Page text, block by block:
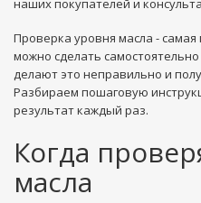
наших покупателей и
Проверка уровня масла -
можно сделать
делают это неправильно и
Разбираем пошаговую
результат каждый раз.
Когда
масла